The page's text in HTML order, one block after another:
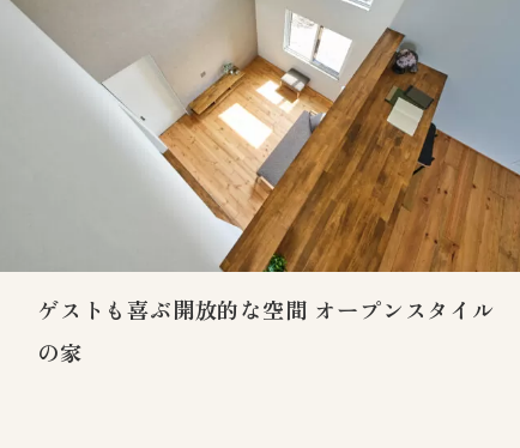
ゲストも喜ぶ開放的な空間 オープンスタイル
の家